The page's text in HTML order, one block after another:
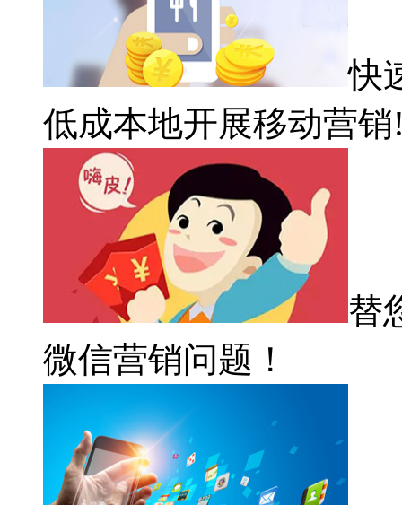
快
低成本地开展移动营销
替
微信营销问题！